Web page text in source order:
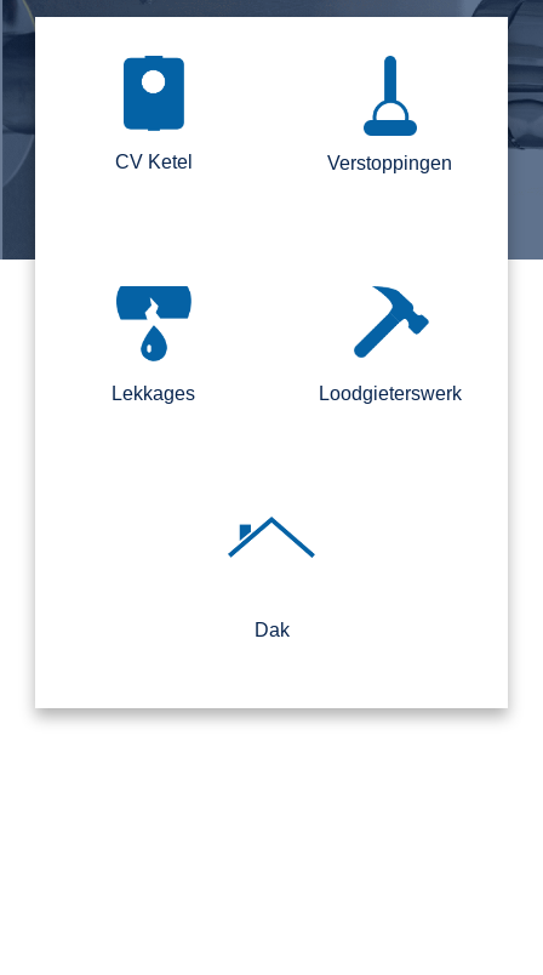
CV Ketel Verstoppingen
Lekkages Loodgieterswerk
Dak